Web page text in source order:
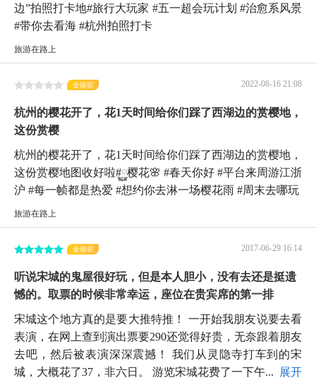
边”拍照打卡地#旅行大玩家 #五一超会玩计划 #治愈系风景
#带你去看海 #杭州拍照打卡
旅游在路上
2022-08-16 21:08
金骆驼
杭州的樱花开了，花1天时间给你们踩了西湖边的赏樱地，
这份赏樱
杭州的樱花开了，花1天时间给你们踩了西湖边的赏樱地，
这份赏樱地图收好啦#࿆樱花🌸 #春天你好 #平台来周游江浙
沪 #每一帧都是热爱 #想约你去淋一场樱花雨 #周末去哪玩
旅游在路上
2017-06-29 16:14
金骆驼
听说宋城的鬼屋很好玩，但是本人胆小，没有去还是挺遗
憾的。取票的时候非常幸运，座位在贵宾席的第一排
宋城这个地方真的是要大推特推！ 一开始我朋友说要去看
表演，在网上查到演出票要290还觉得好贵，无奈跟着朋友
去吧，然后被表演深深震撼！ 我们从灵隐寺打车到的宋
城，大概花了37，非六日。 游览宋城花费了一下午...
展开